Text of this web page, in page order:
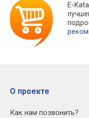
E-
О проекте
Как нам позвонить?